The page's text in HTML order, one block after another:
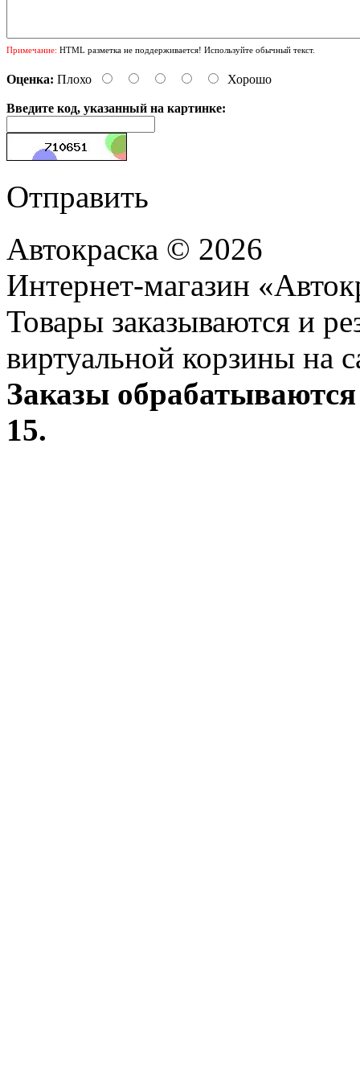
Примечание: HTML разметка не поддерживается! Используйте обычный текст.
Оценка: Плохо Хорошо
Введите код, указанный на картинке:
Отправить
Автокраска © 2026
Интернет-магазин
Товары заказываются и
виртуальной корзины на
Заказы
15.